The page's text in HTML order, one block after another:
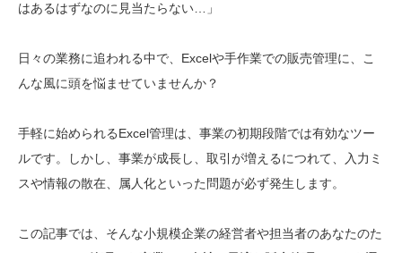
はあるはずなのに見当たらない…」
日々の業務に追われる中で、Excelや手作業での販売管理に、こ
んな風に頭を悩ませていませんか？
手軽に始められるExcel管理は、事業の初期段階では有効なツー
ルです。しかし、事業が成長し、取引が増えるにつれて、入力ミ
スや情報の散在、属人化といった問題が必ず発生します。
この記事では、そんな小規模企業の経営者や担当者のあなたのた